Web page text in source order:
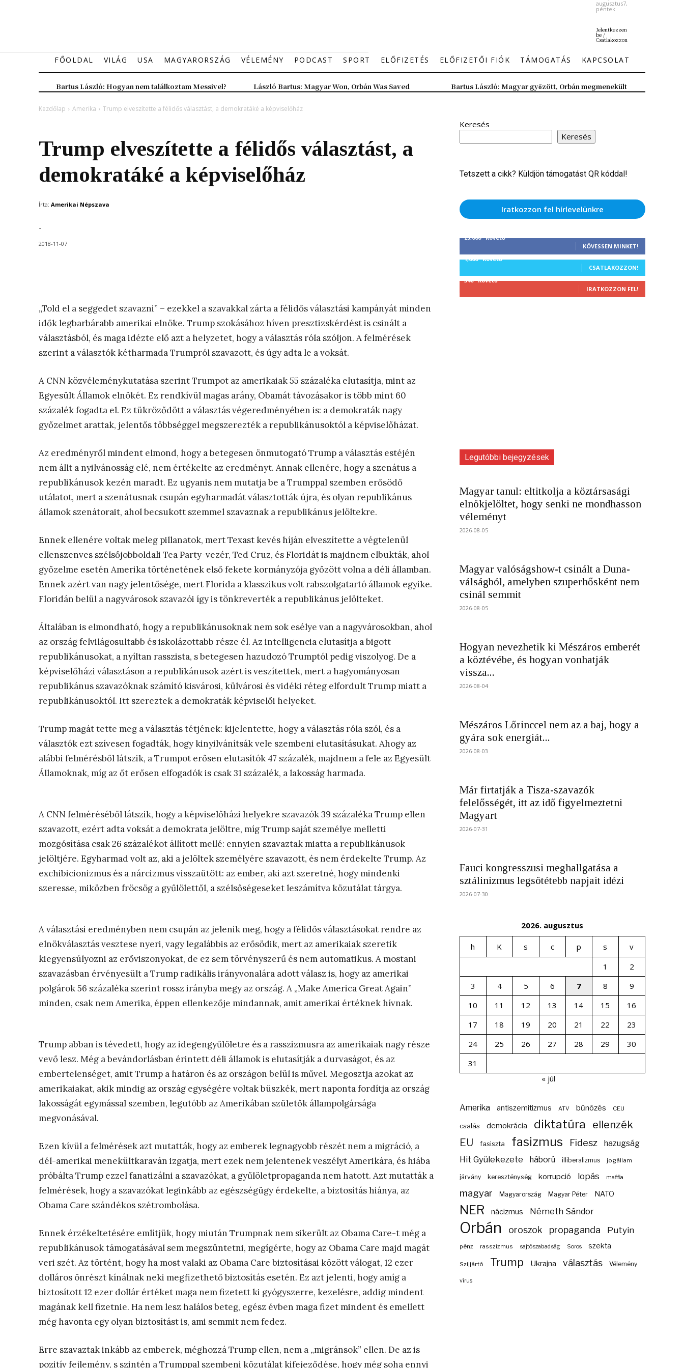
augusztus7,
péntek
Jelentkezzen
be /
Csatlakozzon
FŐOLDAL VILÁG USA MAGYARORSZÁG VÉLEMÉNY PODCAST SPORT ELŐFIZETÉS ELŐFIZETŐI FIÓK TÁMOGATÁS KAPCSOLAT
Bartus László: Hogyan nem találkoztam Messivel? László Bartus: Magyar Won, Orbán Was Saved Bartus László: Magyar győzött, Orbán megmenekült
Kezdőlap Amerika Trump elveszítette a félidős választást, a demokratáké a képviselőház
Trump elveszítette a félidős választást, a
demokratáké a képviselőház
Írta: Amerikai Népszava
-
2018-11-07
„Told el a seggedet szavazni” – ezekkel a szavakkal zárta a félidős választási kampányát minden
idők legbarbárabb amerikai elnöke. Trump szokásához híven presztizskérdést is csinált a
választásból, és maga idézte elő azt a helyzetet, hogy a választás róla szóljon. A felmérések
szerint a választók kétharmada Trumpról szavazott, és úgy adta le a voksát.
A CNN közvéleménykutatása szerint Trumpot az amerikaiak 55 százaléka elutasítja, mint az
Egyesült Államok elnökét. Ez rendkívül magas arány, Obamát távozásakor is több mint 60
százalék fogadta el. Ez tükröződött a választás végeredményében is: a demokraták nagy
győzelmet arattak, jelentős többséggel megszerezték a republikánusoktól a képviselőházat.
Az eredményről mindent elmond, hogy a betegesen önmutogató Trump a választás estéjén
nem állt a nyilvánosság elé, nem értékelte az eredményt. Annak ellenére, hogy a szenátus a
republikánusok kezén maradt. Ez ugyanis nem mutatja be a Trumppal szemben erősödő
utálatot, mert a szenátusnak csupán egyharmadát választották újra, és olyan republikánus
államok szenátorait, ahol becsukott szemmel szavaznak a republikánus jelöltekre.
Ennek ellenére voltak meleg pillanatok, mert Texast kevés híján elveszítette a végtelenül
ellenszenves szélsőjobboldali Tea Party-vezér, Ted Cruz, és Floridát is majdnem elbukták, ahol
győzelme esetén Amerika történetének első fekete kormányzója győzött volna a déli államban.
Ennek azért van nagy jelentősége, mert Florida a klasszikus volt rabszolgatartó államok egyike.
Floridán belül a nagyvárosok szavazói így is tönkreverték a republikánus jelölteket.
Általában is elmondható, hogy a republikánusoknak nem sok esélye van a nagyvárosokban, ahol
az ország felvilágosultabb és iskolázottabb része él. Az intelligencia elutasítja a bigott
republikánusokat, a nyíltan rasszista, s betegesen hazudozó Trumptól pedig viszolyog. De a
képviselőházi választáson a republikánusok azért is veszítettek, mert a hagyományosan
republikánus szavazóknak számító kisvárosi, külvárosi és vidéki réteg elfordult Trump miatt a
republikánusoktól. Itt szereztek a demokraták képviselői helyeket.
Trump magát tette meg a választás tétjének: kijelentette, hogy a választás róla szól, és a
választók ezt szívesen fogadták, hogy kinyilvánítsák vele szembeni elutasításukat. Ahogy az
alábbi felmérésből látszik, a Trumpot erősen elutasítók 47 százalék, majdnem a fele az Egyesült
Államoknak, míg az őt erősen elfogadók is csak 31 százalék, a lakosság harmada.
A CNN felméréséből látszik, hogy a képviselőházi helyekre szavazók 39 százaléka Trump ellen
szavazott, ezért adta voksát a demokrata jelöltre, míg Trump saját személye melletti
mozgósítása csak 26 százalékot állított mellé: ennyien szavaztak miatta a republikánusok
jelöltjére. Egyharmad volt az, aki a jelöltek személyére szavazott, és nem érdekelte Trump. Az
exchibicionizmus és a nárcizmus visszaütött: az ember, aki azt szeretné, hogy mindenki
szeresse, miközben fröcsög a gyűlölettől, a szélsőségeseket leszámítva közutálat tárgya.
A választási eredményben nem csupán az jelenik meg, hogy a félidős választásokat rendre az
elnökválasztás vesztese nyeri, vagy legalábbis az erősödik, mert az amerikaiak szeretik
kiegyensúlyozni az erőviszonyokat, de ez sem törvényszerű és nem automatikus. A mostani
szavazásban érvényesült a Trump radikális irányvonalára adott válasz is, hogy az amerikai
polgárok 56 százaléka szerint rossz irányba megy az ország. A „Make America Great Again”
minden, csak nem Amerika, éppen ellenkezője mindannak, amit amerikai értéknek hívnak.
Trump abban is tévedett, hogy az idegengyűlöletre és a rasszizmusra az amerikaiak nagy része
vevő lesz. Még a bevándorlásban érintett déli államok is elutasítják a durvaságot, és az
embertelenséget, amit Trump a határon és az országon belül is művel. Megosztja azokat az
amerikaiakat, akik mindig az ország egységére voltak büszkék, mert naponta fordítja az ország
lakosságát egymással szemben, legutóbb az Amerikában születők állampolgársága
megvonásával.
Ezen kívül a felmérések azt mutatták, hogy az emberek legnagyobb részét nem a migráció, a
dél-amerikai menekültkaraván izgatja, mert ezek nem jelentenek veszélyt Amerikára, és hiába
próbálta Trump ezzel fanatizálni a szavazókat, a gyűlöletpropaganda nem hatott. Azt mutatták a
felmérések, hogy a szavazókat leginkább az egészségügy érdekelte, a biztosítás hiánya, az
Obama Care szándékos szétrombolása.
Ennek érzékeltetésére említjük, hogy miután Trumpnak nem sikerült az Obama Care-t még a
republikánusok támogatásával sem megszüntetni, megígérte, hogy az Obama Care majd magát
veri szét. Az történt, hogy ha most valaki az Obama Care biztosításai között válogat, 12 ezer
dolláros önrészt kínálnak neki megfizethető biztosítás esetén. Ez azt jelenti, hogy amíg a
biztosított 12 ezer dollár értéket maga nem fizetett ki gyógyszerre, kezelésre, addig mindent
magának kell fizetnie. Ha nem lesz halálos beteg, egész évben maga fizet mindent és emellett
még havonta egy olyan biztosítást is, ami semmit nem fedez.
Erre szavaztak inkább az emberek, méghozzá Trump ellen, nem a „migránsok” ellen. De az is
pozitív fejlemény, s szintén a Trumppal szembeni közutálat kifejeződése, hogy még soha ennyi
Keresés
Keresés
Tetszett a cikk? Küldjön támogatást QR kóddal!
Iratkozzon fel hírlevelünkre
25,000 Követő
KÖVESSEN MINKET!
1,000 Követő
CSATLAKOZZON!
340 Követő
IRATKOZZON FEL!
Legutóbbi bejegyzések
Magyar tanul: eltitkolja a köztársasági
elnökjelöltet, hogy senki ne mondhasson
véleményt
2026-08-05
Magyar valóságshow-t csinált a Duna-
válságból, amelyben szuperhősként nem
csinál semmit
2026-08-05
Hogyan nevezhetik ki Mészáros emberét
a köztévébe, és hogyan vonhatják
vissza...
2026-08-04
Mészáros Lőrinccel nem az a baj, hogy a
gyára sok energiát...
2026-08-03
Már firtatják a Tisza-szavazók
felelősségét, itt az idő figyelmeztetni
Magyart
2026-07-31
Fauci kongresszusi meghallgatása a
sztálinizmus legsötétebb napjait idézi
2026-07-30
2026. augusztus
h K s c p s
v
1
2
3
4 5 6 7 8
9
10
11 12 13 14 15
16
17
18 19 20 21 22
23
24
25 26 27 28 29
30
31
« júl
Amerika antiszemitizmus ATV bűnözés CEU
csalás demokrácia diktatúra ellenzék
EU fasiszta fasizmus Fidesz hazugság
Hit Gyülekezete háború illiberalizmus jogállam
járvány kereszténység korrupció lopás maffia
magyar Magyarország Magyar Péter NATO
NER nácizmus Németh Sándor
Orbán oroszok propaganda Putyin
pénz rasszizmus sajtószabadság Soros szekta
Szijjártó Trump Ukrajna választás Vélemény
vírus